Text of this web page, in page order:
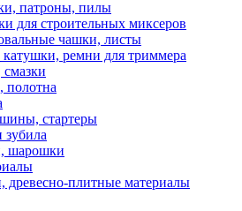
патроны, пилы
для строительных миксеров
чашки, листы
ремни для триммера
полотна
стартеры
шарошки
древесно-плитные материалы